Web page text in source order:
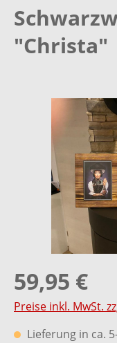
"Christa"
Bildergalerie
59,95 €
Preise inkl. MwSt.
Lieferung in ca.